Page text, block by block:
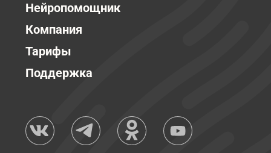
Нейропомощник
Компания
Тарифы
Поддержка